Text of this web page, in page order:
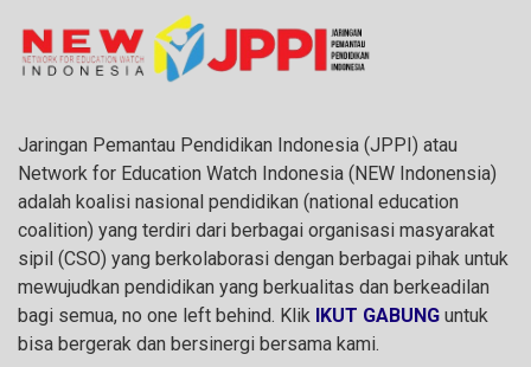
Jaringan Pemantau Pendidikan Indonesia (JPPI) atau
Network for Education Watch Indonesia (NEW Indonensia)
adalah koalisi nasional pendidikan (national education
coalition) yang terdiri dari berbagai organisasi masyarakat
sipil (CSO) yang berkolaborasi dengan berbagai pihak untuk
mewujudkan pendidikan yang berkualitas dan berkeadilan
bagi semua, no one left behind. Klik IKUT GABUNG untuk
bisa bergerak dan bersinergi bersama kami.